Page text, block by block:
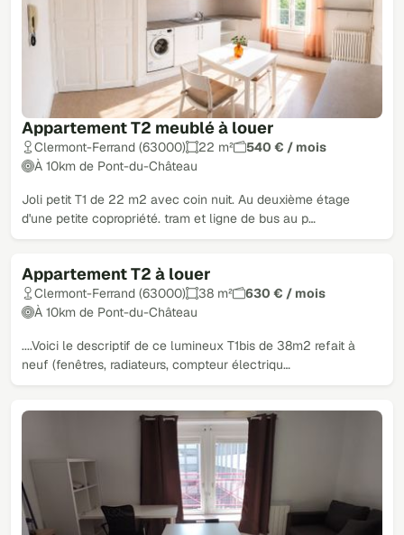
Appartement T2 meublé à louer
Clermont-Ferrand (63000) 22 m²
540 € / mois
À 10km de Pont-du-Château
Joli petit T1 de 22 m2 avec coin nuit. Au deuxième étage
d'une petite copropriété. tram et ligne de bus au p…
Appartement T2 à louer
Clermont-Ferrand (63000) 38 m²
630 € / mois
À 10km de Pont-du-Château
....Voici le descriptif de ce lumineux T1bis de 38m2 refait à
neuf (fenêtres, radiateurs, compteur électriqu…